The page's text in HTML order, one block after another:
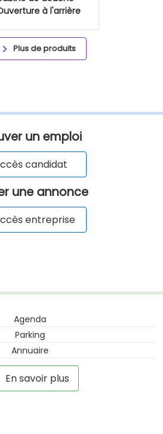
à l'arrière
Plus de produits
un emploi
candidat
une annonce
entreprise
Agenda
Parking
Annuaire
En savoir plus